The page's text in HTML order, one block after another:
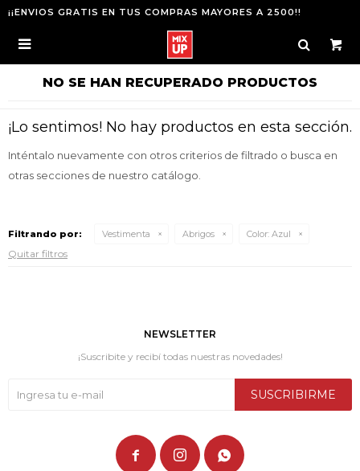
¡¡ENVIOS GRATIS EN TUS COMPRAS MAYORES A 2500!!

NO SE HAN RECUPERADO PRODUCTOS
¡Lo sentimos! No hay productos en esta sección.
Inténtalo nuevamente con otros criterios de filtrado o busca en
otras secciones de nuestro catálogo.
Filtrando por: Vestimenta Abrigos Color: Azul
Quitar filtros
NEWSLETTER
¡Suscribite y recibí todas nuestras novedades!
SUSCRIBIRME
  